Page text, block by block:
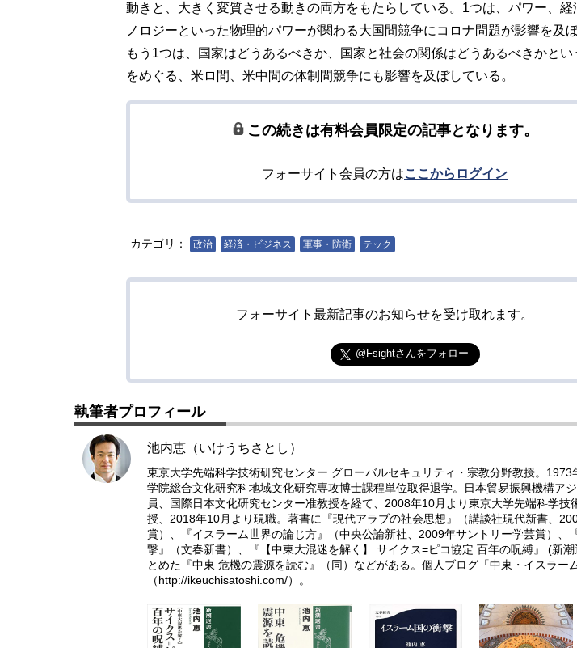
動きと、大きく変質させる動きの両方をもたらしている。1つは、パワー、経
ノロジーといった物理的パワーが関わる大国間競争にコロナ問題が影響を及ぼ
もう1つは、国家はどうあるべきか、国家と社会の関係はどうあるべきかとい
をめぐる、米ロ間、米中間の体制間競争にも影響を及ぼしている。
この続きは有料会員限定の記事となります。
フォーサイト会員の方はここからログイン
カテゴリ： 政治 経済・ビジネス 軍事・防衛 テック
フォーサイト最新記事のお知らせを受け取れます。
@Fsightさんをフォロー
執筆者プロフィール
池内恵（いけうちさとし）
東京大学先端科学技術研究センター グローバルセキュリティ・宗教分野教授。1973
学院総合文化研究科地域文化研究専攻博士課程単位取得退学。日本貿易振興機構ア
員、国際日本文化研究センター准教授を経て、2008年10月より東京大学先端科学技
授、2018年10月より現職。著書に『現代アラブの社会思想』（講談社現代新書、
賞）、『イスラーム世界の論じ方』（中央公論新社、2009年サントリー学芸賞）、
撃』（文春新書）、『【中東大混迷を解く】 サイクス=ピコ協定 百年の呪縛』 (新
とめた『中東 危機の震源を読む』（同）などがある。個人ブログ「中東・イスラー
（http://ikeuchisatoshi.com/）。